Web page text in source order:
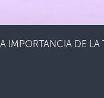
IMPORTANCIA DE